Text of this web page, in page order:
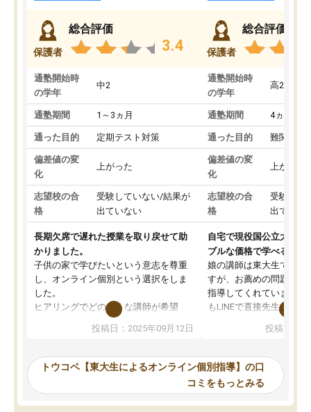
保護者
総合評価
3.4
通塾開始時
の学年
中2
通塾期間 1～3ヵ月
通った目的 定期テスト対策
偏差値の変
化
上がった
志望校の合
格
受験していない/結果が
出ていない
長期欠席で遅れた授業を取り戻せて助
かりました。
子供の家で学びたいという意志を尊重
し、オンライン個別という選択をしま
した。
ヒアリングでどのような講師が希望
か、オプションは付帯するかなど選ぶ
事が出来ました。
ーティングを行い、その講師で良いか
見てから講師を決定する事ができま
す。
投稿日：2025年09月12日
保護者
総合評価
通塾開始時
の学年
高2
通塾期間 4ヵ月～1
通った目的 難関私立
偏差値の変
化
上がった
志望校の合
格
受験して
出ていな
自宅で現役国公立大学生
ブルな価格で学べる
娘の講師は東大生では無
すが、お薦めの問題集や
指導してくれています。
もLINEで直接先生に質問
めれるので、個人に合
いなのがあり(有料)、受
ことをどんなスケジュー
くか相談したのですが、
ち期待したものではなく
投稿日：
トウコベ【東大生によるオンライン個別指導】の口
コミをもっとみる